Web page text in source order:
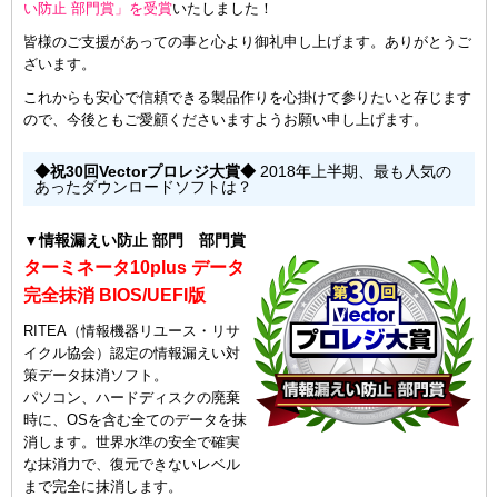
い防止 部門賞」を受賞いたしました！
皆様のご支援があっての事と心より御礼申し上げます。ありがとうご
ざいます。
これからも安心で信頼できる製品作りを心掛けて参りたいと存じます
ので、今後ともご愛顧くださいますようお願い申し上げます。
◆祝30回Vectorプロレジ大賞◆ 2018年上半期、最も人気の
あったダウンロードソフトは？
▼情報漏えい防止 部門 部門賞
ターミネータ10plus データ
完全抹消 BIOS/UEFI版
RITEA（情報機器リユース・リサ
イクル協会）認定の情報漏えい対
策データ抹消ソフト。
パソコン、ハードディスクの廃棄
時に、OSを含む全てのデータを抹
消します。世界水準の安全で確実
な抹消力で、復元できないレベル
まで完全に抹消します。